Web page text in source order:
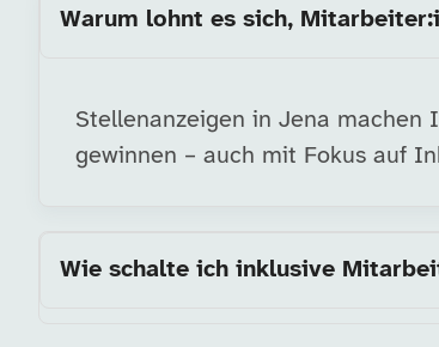
Warum lohnt es sich,
Stellenanzeigen in Jena machen
gewinnen – auch mit Fokus auf
Wie schalte ich inklusive